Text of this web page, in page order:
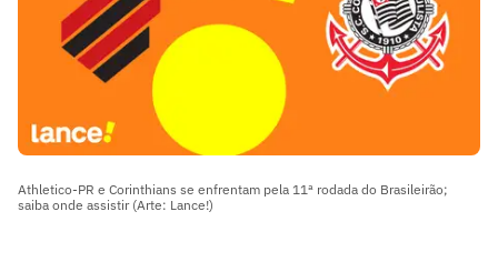
Athletico-PR e Corinthians se enfrentam pela 11ª rodada do Brasileirão;
saiba onde assistir (Arte: Lance!)